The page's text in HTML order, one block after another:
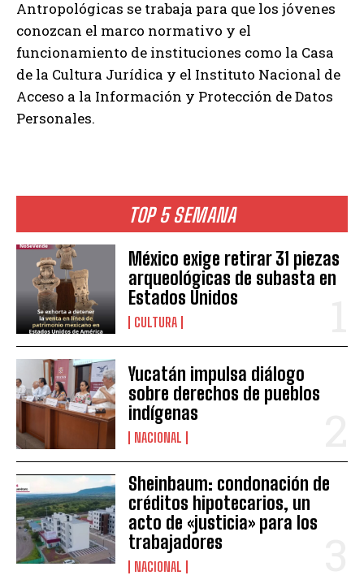
TOP 5 SEMANA
México exige retirar 31 piezas
arqueológicas de subasta en
Estados Unidos
CULTURA
Yucatán impulsa diálogo
sobre derechos de pueblos
indígenas
NACIONAL
Sheinbaum: condonación de
créditos hipotecarios, un
acto de «justicia» para los
trabajadores
NACIONAL
Antropológicas se trabaja para que los jóvenes
conozcan el marco normativo y el
funcionamiento de instituciones como la Casa
de la Cultura Jurídica y el Instituto Nacional de
Acceso a la Información y Protección de Datos
Personales.